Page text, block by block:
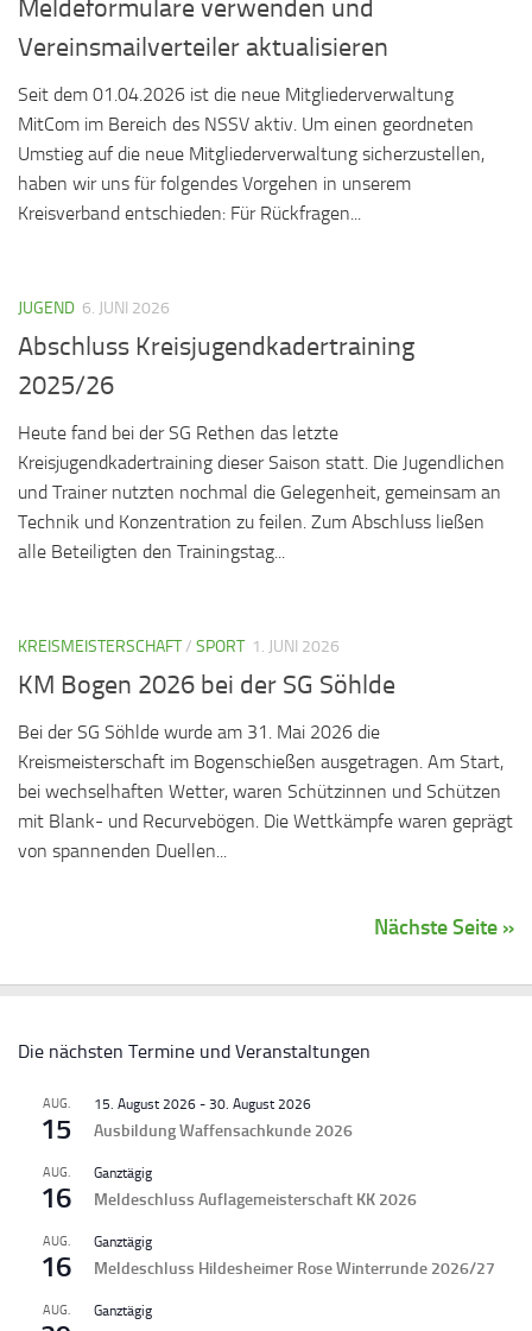
Meldeformulare verwenden und
Vereinsmailverteiler aktualisieren
Seit dem 01.04.2026 ist die neue Mitgliederverwaltung
MitCom im Bereich des NSSV aktiv. Um einen geordneten
Umstieg auf die neue Mitgliederverwaltung sicherzustellen,
haben wir uns für folgendes Vorgehen in unserem
Kreisverband entschieden: Für Rückfragen...
JUGEND 6. JUNI 2026
Abschluss Kreisjugendkadertraining
2025/26
Heute fand bei der SG Rethen das letzte
Kreisjugendkadertraining dieser Saison statt. Die Jugendlichen
und Trainer nutzten nochmal die Gelegenheit, gemeinsam an
Technik und Konzentration zu feilen. Zum Abschluss ließen
alle Beteiligten den Trainingstag...
KREISMEISTERSCHAFT/ SPORT 1. JUNI 2026
KM Bogen 2026 bei der SG Söhlde
Bei der SG Söhlde wurde am 31. Mai 2026 die
Kreismeisterschaft im Bogenschießen ausgetragen. Am Start,
bei wechselhaften Wetter, waren Schützinnen und Schützen
mit Blank- und Recurvebögen. Die Wettkämpfe waren geprägt
von spannenden Duellen...
Nächste Seite »
Die nächsten Termine und Veranstaltungen
AUG.
15
15. August 2026 - 30. August 2026
Ausbildung Waffensachkunde 2026
AUG.
16
Ganztägig
Meldeschluss Auflagemeisterschaft KK 2026
AUG.
16
Ganztägig
Meldeschluss Hildesheimer Rose Winterrunde 2026/27
AUG. Ganztägig